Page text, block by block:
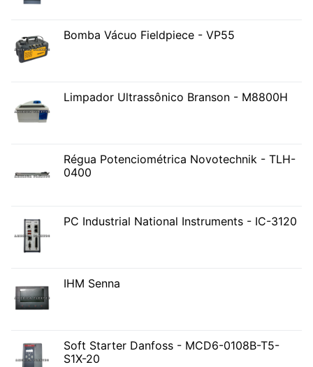
Bomba Vácuo Fieldpiece - VP55
Limpador Ultrassônico Branson - M8800H
Régua Potenciométrica Novotechnik - TLH-
0400
PC Industrial National Instruments - IC-3120
IHM Senna
Soft Starter Danfoss - MCD6-0108B-T5-
S1X-20